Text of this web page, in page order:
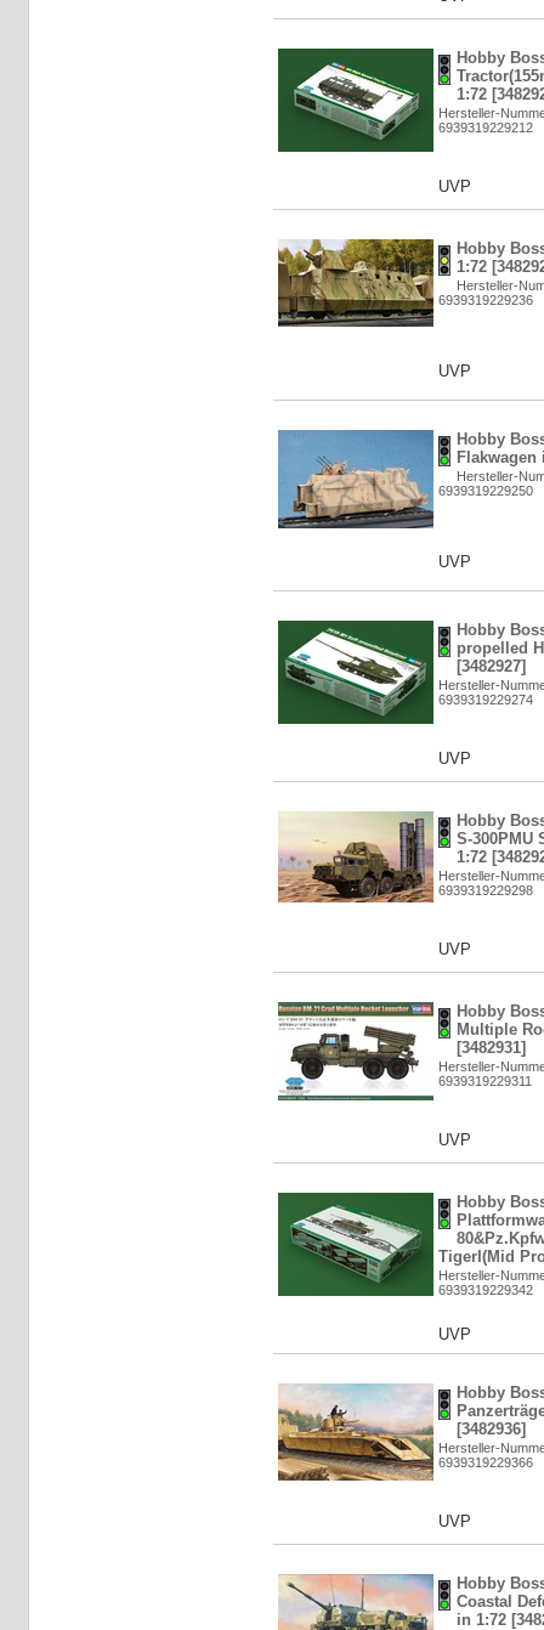
Hobby
1:72
Hersteller-
6939319229212
UVP
Hobby
1:72
Hersteller-
6939319229236
UVP
Hobby
Flakwagen
Hersteller-
6939319229250
UVP
Hobby
propelled
[3482927]
Hersteller-
6939319229274
UVP
Hobby
S-300PMU
1:72
Hersteller-
6939319229298
UVP
Hobby
Multiple
[3482931]
Hersteller-
6939319229311
UVP
Hobby
TigerI(Mid
Hersteller-
6939319229342
UVP
Hobby
[3482936]
Hersteller-
6939319229366
UVP
Hobby
Coastal
in 1:72